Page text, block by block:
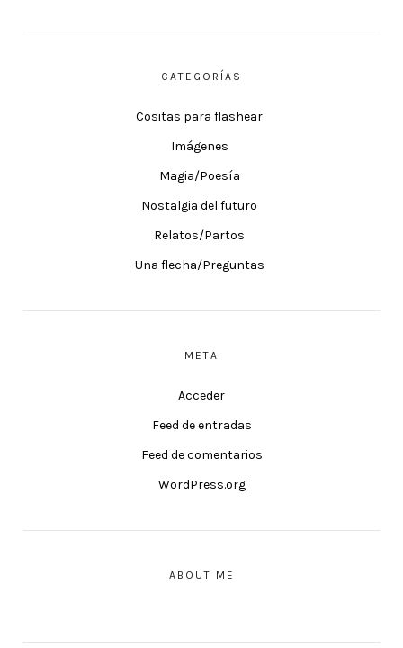
CATEGORÍAS
Cositas para flashear
Imágenes
Magia/Poesía
Nostalgia del futuro
Relatos/Partos
Una flecha/Preguntas
META
Acceder
Feed de entradas
Feed de comentarios
WordPress.org
ABOUT ME